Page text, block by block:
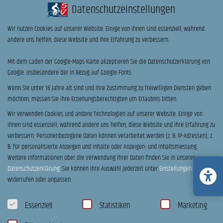
Vorname
Nachname
E-Mail* Telefon
Probefahrt
Ich möchte einen Termin zur Beratung & Probefahrt vereinbaren.
C
h
e
c
b
o
Bitte stimmen sie unseren Datenschutzerklärung zu
Ich habe dieDatenschutzerklärungzur Kenntnis genommen. Ich stimme zu, dass meine
Angaben und Daten zur Beantwortung meiner Anfrage elektronisch erhoben und
gespeichert werden. Hinweis: Sie können Ihre Einwilligung jederzeit für die Zukunft per
U
n
Ich habe zur Kenntnis genommen, dass diese Anfrage
Datenschutzeinstellungen
Wir nutzen Cookies auf unserer Website. Einige von ihnen sind essenziell, während
andere uns helfen, diese Website und Ihre Erfahrung zu verbessern.
Mit dem Laden der Google-Maps-Karte akzeptieren Sie die Datenschutzerklärung von
Google. Insbesondere der in Bezug auf Google Fonts
Wenn Sie unter 16 Jahre alt sind und Ihre Zustimmung zu freiwilligen Diensten geben
möchten, müssen Sie Ihre Erziehungsberechtigten um Erlaubnis bitten.
Wir verwenden Cookies und andere Technologien auf unserer Website. Einige von
ihnen sind essenziell, während andere uns helfen, diese Website und Ihre Erfahrung zu
verbessern.Personenbezogene Daten können verarbeitet werden (z. B. IP-Adressen), z.
B. für personalisierte Anzeigen und Inhalte oder Anzeigen- und Inhaltsmessung.
Weitere Informationen über die Verwendung Ihrer Daten finden Sie in unserer
Datenschutzerklärung.Sie können Ihre Auswahl jederzeit unterEinstellungen
widerrufen oder anpassen.
Datenschutzeinstellungen
Essenziell Statistiken
Marketing